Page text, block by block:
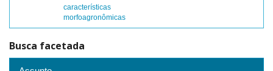
características
morfoagronômicas
Busca facetada